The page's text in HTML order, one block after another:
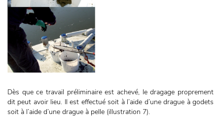
Dès que ce travail préliminaire est achevé, le dragage proprement
dit peut avoir lieu. Il est effectué soit à l’aide d’une drague à godets
soit à l’aide d’une drague à pelle (illustration 7).